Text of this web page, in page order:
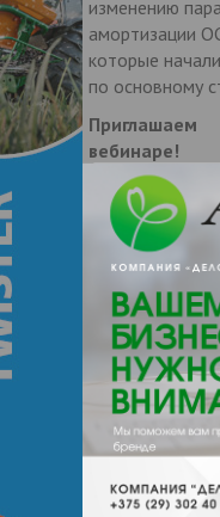
изменению
амортизации
которые
по основному
вебинаре!
Участие в
состоится
времени
около 1 часа.
Для
info@misoft.by
348-56-56.
Запись
сайте